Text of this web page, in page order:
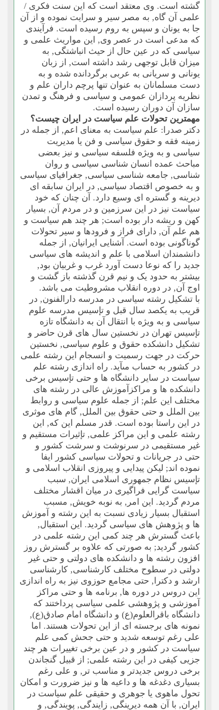
گشته است. وى معتقد است که این سنت فکرى /
علمى آن گاه, به مصر سیر و سرایت نموده و از آن
جا به یونان و سپس به روم رسیده است. فرآیندى
که مدعى است در عصر وى, این مواریث علمى و
سیاسى که در عین حال از حیث انباشتگى, به
میزان قابل توجهى رشد داشته است, از زبان
یونانى و سریانى به عربى برگردانده شده و به
دست مسلمانان به عنوان تنها پرچم داران علم و
نظریه پردازان عمومى و سیاسى و فرهنگ و تمدن
سازان آن دوران رسیده است.
مهمترین تحولات علم سیاست در ایران چیست؟
دکتر صدرا: علم سیاست به معناى اعم, از جمله در
زمینه فقه و حقوق سیاسى و فن یا مدیریت
سیاسى و به ویژه فلسفه سیاسى و نیز بعضى
مباحث عمده انسان شناسى سیاسى و روان
شناسى, جامعه شناسى سیاسى, جغرافیاى سیاسى
و به خصوص اقتصاد سیاسى, در ایران سابقه اى
دیرینه و گستره اى وسیع دارد. آن چنان که خود
سیاست نیز در این سرزمین و در مردم آن, بسیار
کهن و ریشه دار بوده است; هر چند هم سیاست و
هم علم آن, داراى فراز و فرودها و سیر تحولات
گوناگونى بوده است. آشنایى ایرانیان, از جمله
دانشمندان اسلامى با علم و اندیشه هاى سیاسى
جدید را که نوعا دست آورد غرب و غربیان بود,
بیشتر به حدود یک و نیم قرن گذشته باز گشت و
اوج آن, در دوره انقلاب مشروطیت مى باشد.
با تشکیل رشته سیاسى در مدرسه دارالفنون, در
قریب به یکصد سال قبل و تإسیس مدرسه علوم
سیاسى و به ویژه با انتقال آن به دانشگاه تازه
تإسیس تهران در نخستین سال هاى قرن حاضر و
تشکیل دانشکده حقوق و علوم سیاسى, نخستین
حرکت در جهت رسمیت و انسجام این رشته علمى
در کشور به حساب مىآید. راه اندازى رشته علم
سیاست در سایر دانشگاه ها و حتى تإسیس برخى
دانشکده ها و مراکزآموزش عالى در رشته هاى
مختلف این علم; از جمله علوم سیاسى و روابط
بین الملل و حتى حقوق بین الملل, گام هاى موثرى
در این راستا بوده است. قدر مسلم این که, این
رشته علمى و این مراکز علمى, تإثیرات مستقیم و
غیر مستقیمى در سرنوشت و سرشت کشور و
حتى در جریانات و تحولات سیاسى کشور ایفا
نموده اند; لیکن پیدایى و پیروزى انقلاب اسلامى و
تإسیس نظام جمهورى اسلامى ایران, سبب
سیاست گرایى فراگیرى در میان اقشار مختلف
مردم گردید. این امر, به نوبه خویش, مسبب
استقبال بسیار زیادى نسبت به این رشته و آموزش
ها و پژوهش هاى سیاسى گردید. این استقبال,
باعث گسترش هر چند کمى این رشته علمى در
کشور گردید; به صورتى که علاوه بر گسترش روز
افزون رشته ها و دانشکده هاى دولتى و حتى غیر
دولتى در سطوح مختلف کارشناسى, کارشناسى
ارشد و دکترا, حتى مجامع حوزوى نیز به راه اندازى
این دروس در دوره ها, برنامه ها و حتى مراکز
آموزشى و پژوهشى علمى سیاسى پرداختند که
دانشگاه باقرالعلوم(ع) و دانشگاه امام صادق(ع),
نمونه هاى برجسته اى از این تحولات هستند. اما
على رغم توسعه شدید و حتى جحش کمى علم
سیاست در کشور و در عین برخى تغییرات هر چند
جزیى کیفى در این رشته علمى; از قبیل گنجاندن
برخى دروس جدیدتر و مناسب تر, و على رغم
بسیارى دغدغه ها و داعیه ها و نیز ضرورت و امکان
تحول ماهوى یا جوهرى و حقیقى علم سیاست در
ایران, با آن همه دیرینگى, زایندگى, پویندگى, و